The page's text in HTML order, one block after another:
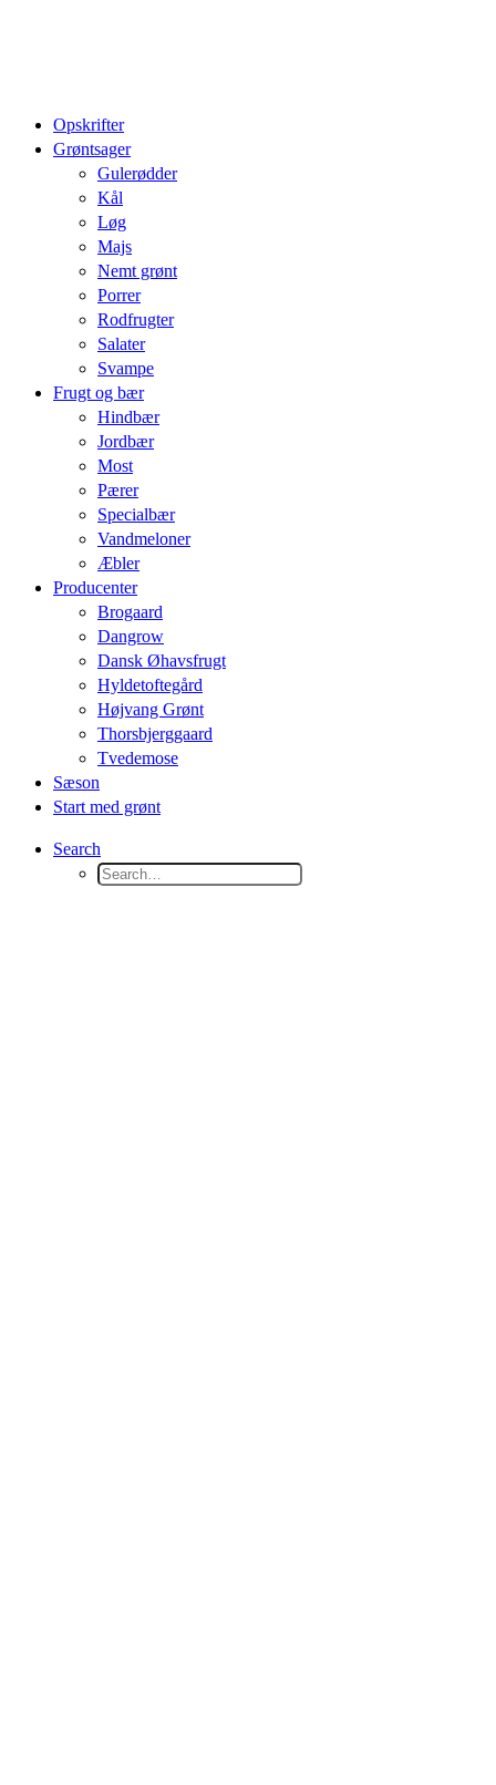
Opskrifter
Grøntsager
Gulerødder
Kål
Løg
Majs
Nemt grønt
Porrer
Rodfrugter
Salater
Svampe
Frugt og bær
Hindbær
Jordbær
Most
Pærer
Specialbær
Vandmeloner
Æbler
Producenter
Brogaard
Dangrow
Dansk Øhavsfrugt
Hyldetoftegård
Højvang Grønt
Thorsbjerggaard
Tvedemose
Sæson
Start med grønt
Search